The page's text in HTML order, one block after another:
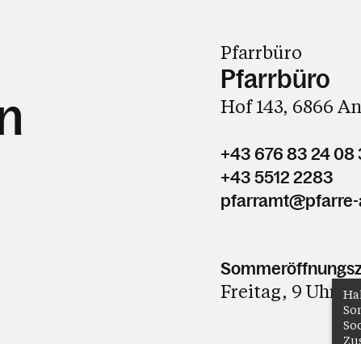
Pfarrbüro
Pfarrbüro
Hof 143, 6866
+43 676 83 24 08
+43 5512 2283
Freitag, 9 Uhr